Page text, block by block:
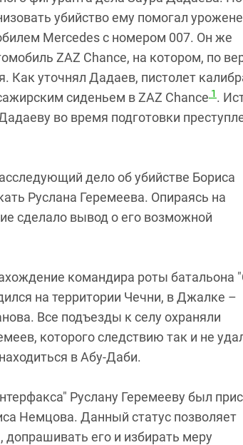
убийство ему помогал
Mercedes с номером 007. Он же
ZAZ Chance, на котором, по
Как уточнял Дадаев, пистолет
сиденьем в ZAZ Chance 1 .
во время подготовки
дело об убийстве Бориса
Руслана Геремеева. Опираясь на
сделало вывод о его возможной
командира роты батальона
на территории Чечни, в Джалке –
Все подъезды к селу охраняли
которого следствию так и не
в Абу-Даби.
Руслану Геремееву был
Немцова. Данный статус позволяет
его и избирать меру